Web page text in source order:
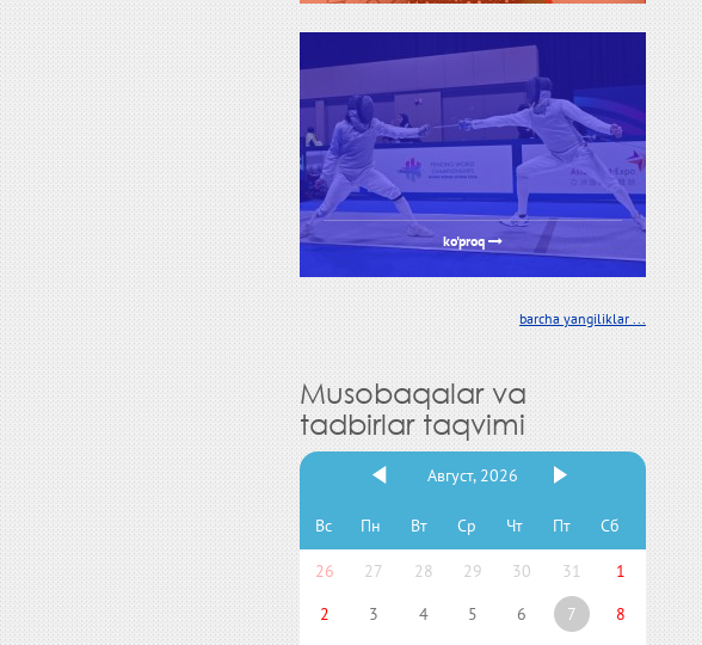
ko'proq
barcha yangiliklar ...
Musobaqalar va
tadbirlar taqvimi
Август, 2026
Вс Пн Вт Ср Чт Пт Сб
26 27 28 29 30 31
1
2
3 4 5 6 7
8